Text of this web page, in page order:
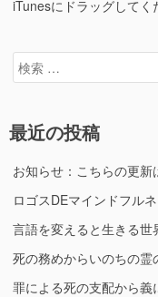
iTunesにドラッグしてく
検
索
最近の投稿
お知らせ：こちらの更新
ロゴスDEマインドフル
言語を変えると生きる世
死の務めからいのちの霊
罪による死の支配から